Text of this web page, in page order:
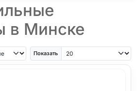
в Минске
Показать